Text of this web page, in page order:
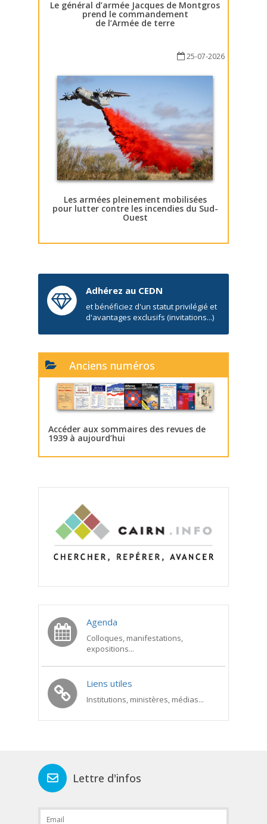
Le général d’armée Jacques de Montgros
prend le commandement
de l’Armée de terre
25-07-2026
Les armées pleinement mobilisées
pour lutter contre les incendies du Sud-
Ouest
Adhérez au CEDN
et bénéficiez d'un statut privilégié et
d'avantages exclusifs (invitations...)
Anciens numéros
Accéder aux sommaires des revues de
1939 à aujourd’hui
Agenda
Colloques, manifestations,
expositions...
Liens utiles
Institutions, ministères, médias...
Lettre d'infos